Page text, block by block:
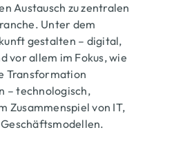
Austausch zu zentralen
Unter dem
gestalten – digital,
vor allem im Fokus, wie
Transformation
– technologisch,
Zusammenspiel von IT,